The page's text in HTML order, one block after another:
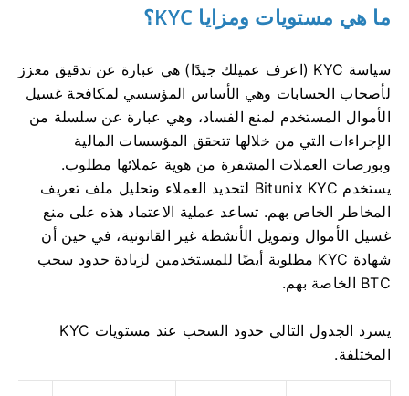
ما هي مستويات ومزايا KYC؟
سياسة KYC (اعرف عميلك جيدًا) هي عبارة عن تدقيق معزز
لأصحاب الحسابات وهي الأساس المؤسسي لمكافحة غسيل
الأموال المستخدم لمنع الفساد، وهي عبارة عن سلسلة من
الإجراءات التي من خلالها تتحقق المؤسسات المالية
وبورصات العملات المشفرة من هوية عملائها مطلوب.
يستخدم Bitunix KYC لتحديد العملاء وتحليل ملف تعريف
المخاطر الخاص بهم. تساعد عملية الاعتماد هذه على منع
غسيل الأموال وتمويل الأنشطة غير القانونية، في حين أن
شهادة KYC مطلوبة أيضًا للمستخدمين لزيادة حدود سحب
BTC الخاصة بهم.
يسرد الجدول التالي حدود السحب عند مستويات KYC
المختلفة.